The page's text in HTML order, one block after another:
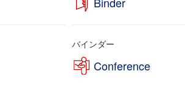
バインダー
Conference